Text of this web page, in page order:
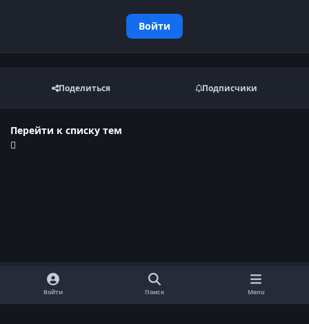
Войти
Поделиться Подписчики
Перейти к списку тем
Обратная связь Cookie-файлы
Договор оферты
Войти Поиск Menu